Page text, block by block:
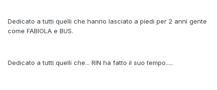
Dedicato a tutti quelli che hanno lasciato a piedi per 2 anni gente
come FABIOLA e BUS.
Dedicato a tutti quelli che... RIN ha fatto il suo tempo.....